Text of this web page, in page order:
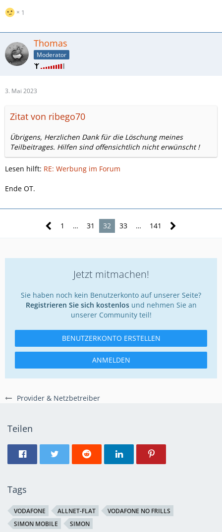
Provider & Netzbetreiber
1
Thomas
Moderator
3. Mai 2023
Zitat von ribego70
Übrigens, Herzlichen Dank für die Löschung meines
Teilbeitrages. Hilfen sind offensichtlich nicht erwünscht !
Lesen hilft: RE: Werbung im Forum
Ende OT.
1 … 31 32 33 … 141
Jetzt mitmachen!
Sie haben noch kein Benutzerkonto auf unserer Seite?
Registrieren Sie sich kostenlosund nehmen Sie an
unserer Community teil!
BENUTZERKONTO ERSTELLEN
ANMELDEN
Teilen
Tags
VODAFONE ALLNET-FLAT
VODAFONE NO FRILLS
SIMON MOBILE
SIMON